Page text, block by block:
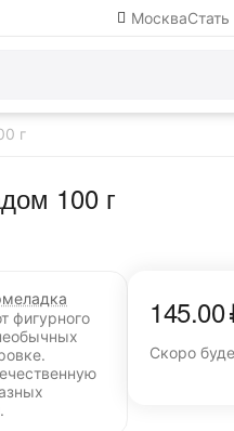
Москва
г
100 г
фигурного
145.00
Скоро